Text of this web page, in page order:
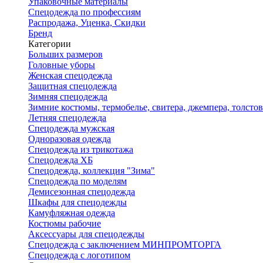
Спецодежда по профессиям
Распродажа, Уценка, Скидки
Бренд
Категории
Больших размеров
Головные уборы
Женская спецодежда
Защитная спецодежда
Зимняя спецодежда
Зимние костюмы, термобелье, свитера, джемпера,
Летняя спецодежда
Спецодежда мужская
Одноразовая одежда
Спецодежда из трикотажа
Спецодежда ХБ
Спецодежда, коллекция "Зима"
Спецодежда по моделям
Демисезонная спецодежда
Шкафы для спецодежды
Камуфляжная одежда
Костюмы рабочие
Аксессуары для спецодежды
Спецодежда с заключением МИНПРОМТОРГА
Спецодежда с логотипом